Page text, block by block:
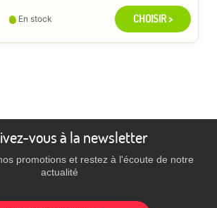
En stock CHOISIR >
vous à la newsletter
promotions et restez à l'écoute de notre
actualité